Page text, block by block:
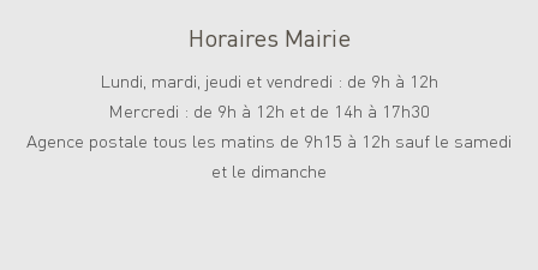
Horaires Mairie
Lundi, mardi, jeudi et vendredi : de 9h à 12h
Mercredi : de 9h à 12h et de 14h à 17h30
Agence postale tous les matins de 9h15 à 12h sauf le samedi
et le dimanche